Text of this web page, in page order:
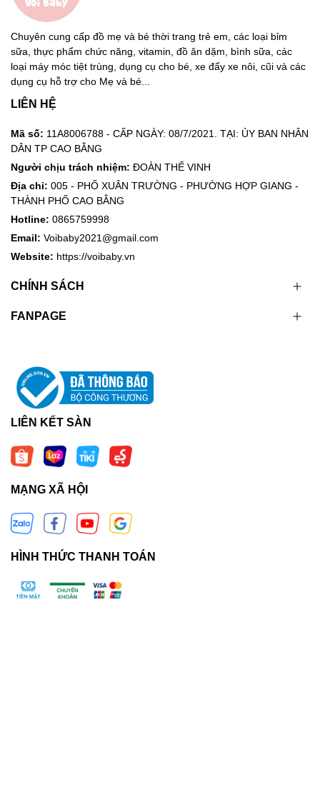
Chuyên cung cấp đồ mẹ và bé thời trang trẻ em, các loại bỉm
sữa, thực phẩm chức năng, vitamin, đồ ăn dặm, bình sữa, các
loại máy móc tiệt trùng, dụng cụ cho bé, xe đẩy xe nôi, cũi và các
dụng cụ hỗ trợ cho Mẹ và bé...
LIÊN HỆ
Mã số: 11A8006788 - CẤP NGÀY: 08/7/2021. TẠI: ỦY BAN NHÂN
DÂN TP CAO BẰNG
Người chịu trách nhiệm: ĐOÀN THẾ VINH
Địa chỉ: 005 - PHỐ XUÂN TRƯỜNG - PHƯỜNG HỢP GIANG -
THÀNH PHỐ CAO BẰNG
Hotline: 0865759998
Email: Voibaby2021@gmail.com
Website: https://voibaby.vn
CHÍNH SÁCH
FANPAGE
LIÊN KẾT SÀN
MẠNG XÃ HỘI
HÌNH THỨC THANH TOÁN